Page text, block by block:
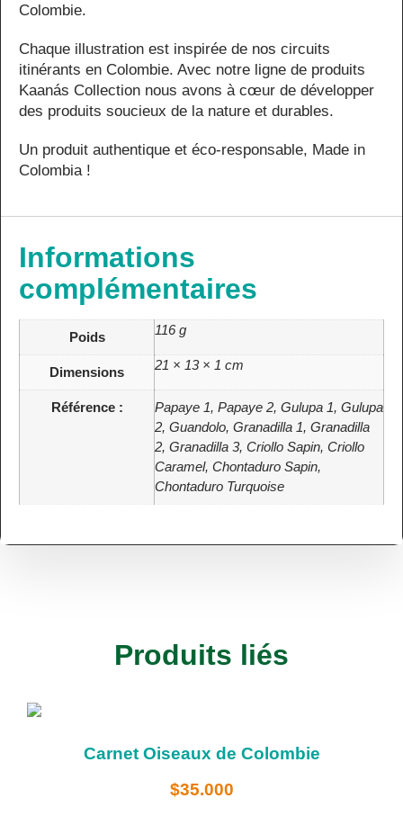
Colombie.
Chaque illustration est inspirée de nos circuits
itinérants en Colombie. Avec notre ligne de produits
Kaanás Collection nous avons à cœur de développer
des produits soucieux de la nature et durables.
Un produit authentique et éco-responsable, Made in
Colombia !
Informations
complémentaires
Poids 116 g
Dimensions 21 × 13 × 1 cm
Référence :
Papaye 1, Papaye 2, Gulupa 1, Gulupa
2, Guandolo, Granadilla 1, Granadilla
2, Granadilla 3, Criollo Sapin, Criollo
Caramel, Chontaduro Sapin,
Chontaduro Turquoise
Produits liés
Carnet Oiseaux de Colombie
$35.000